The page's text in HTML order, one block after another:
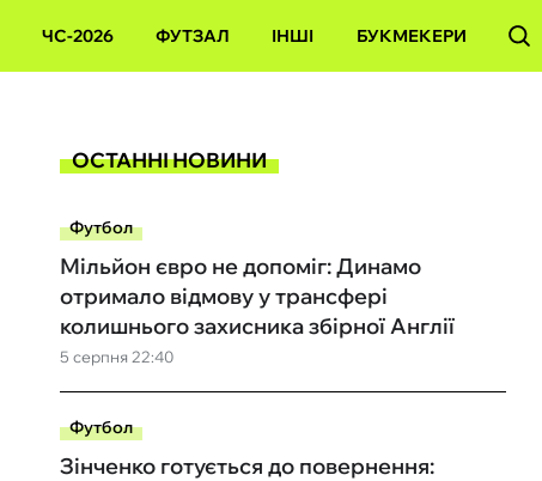
ЧС-2026 ФУТЗАЛ ІНШІ БУКМЕКЕРИ
ОСТАННІ НОВИНИ
Футбол
5 серпня 22:40
Мільйон євро не допоміг: Динамо
отримало відмову у трансфері
колишнього захисника збірної Англії
Футбол
Зінченко готується до повернення: